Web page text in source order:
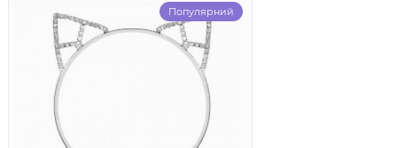
Популярний